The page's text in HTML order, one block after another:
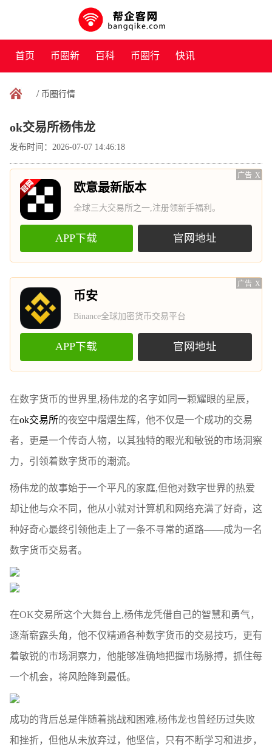
首页 币圈新
闻
百科 币圈行 快讯
/ 币圈行情
ok交易所杨伟龙
发布时间：2026-07-07 14:46:18
广告 X
欧意最新版本
全球三大交易所之一,注册领新手福利。
APP下载 官网地址
广告 X
币安
Binance全球加密货币交易平台
APP下载 官网地址
在数字货币的世界里,杨伟龙的名字如同一颗耀眼的星辰，
在ok交易所的夜空中熠熠生辉，他不仅是一个成功的交易
者，更是一个传奇人物，以其独特的眼光和敏锐的市场洞察
力，引领着数字货币的潮流。
杨伟龙的故事始于一个平凡的家庭,但他对数字世界的热爱
却让他与众不同，他从小就对计算机和网络充满了好奇，这
种好奇心最终引领他走上了一条不寻常的道路——成为一名
数字货币交易者。
在OK交易所这个大舞台上,杨伟龙凭借自己的智慧和勇气，
逐渐崭露头角，他不仅精通各种数字货币的交易技巧，更有
着敏锐的市场洞察力，他能够准确地把握市场脉搏，抓住每
一个机会，将风险降到最低。
成功的背后总是伴随着挑战和困难,杨伟龙也曾经历过失败
和挫折，但他从未放弃过，他坚信，只有不断学习和进步，